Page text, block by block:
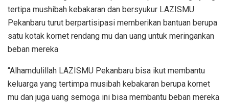
tertipa mushibah kebakaran dan bersyukur LAZISMU
Pekanbaru turut berpartisipasi memberikan bantuan berupa
satu kotak kornet rendang mu dan uang untuk meringankan
beban mereka
“Alhamdulillah LAZISMU Pekanbaru bisa ikut membantu
keluarga yang tertimpa musibah kebakaran berupa kornet
mu dan juga uang semoga ini bisa membantu beban mereka